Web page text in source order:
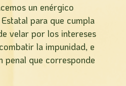
un enérgico
para que cumpla
velar por los intereses
la impunidad, e
penal que corresponde